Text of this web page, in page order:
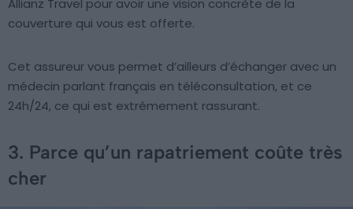
Allianz Travel pour avoir une vision concrète de la
couverture qui vous est offerte.
Cet assureur vous permet d’ailleurs d’échanger avec un
médecin parlant français en téléconsultation, et ce
24h/24, ce qui est extrêmement rassurant.
3. Parce qu’un rapatriement coûte très
cher